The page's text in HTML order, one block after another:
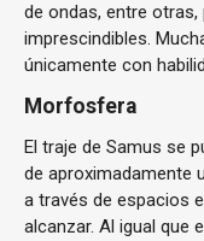
de ondas, entre
imprescindibles.
únicamente con
Morfosfera
El traje de Samus se
de aproximadamente
a través de espacios
alcanzar. Al igual que